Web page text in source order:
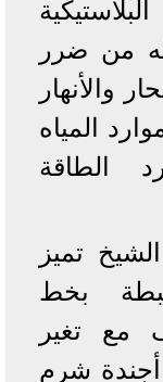
من ضرر
والأنهار
المياه
الطاقة
تميز
بخط
مع تغير
أجندة شرم